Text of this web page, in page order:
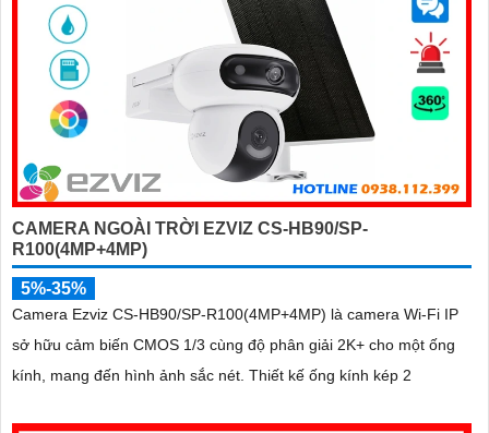
CAMERA NGOÀI TRỜI EZVIZ CS-HB90/SP-
R100(4MP+4MP)
5%-35%
Camera Ezviz CS-HB90/SP-R100(4MP+4MP) là camera Wi-Fi IP
sở hữu cảm biến CMOS 1/3 cùng độ phân giải 2K+ cho một ống
kính, mang đến hình ảnh sắc nét. Thiết kế ống kính kép 2